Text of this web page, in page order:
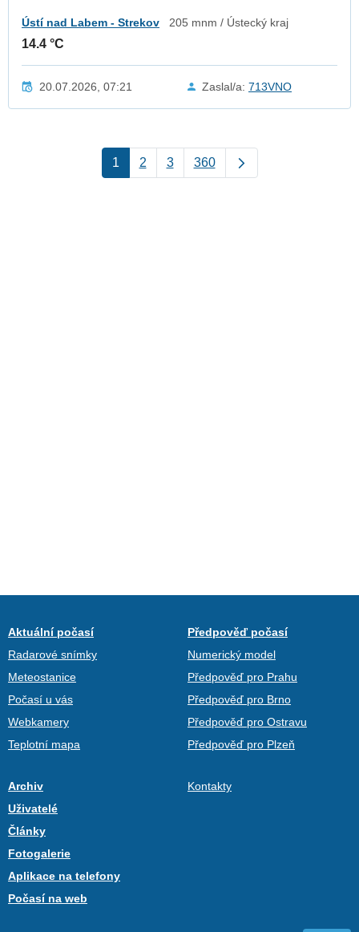
Ústí nad Labem - Strekov 205 mnm / Ústecký kraj
14.4 °C
20.07.2026, 07:21 Zaslal/a: 713VNO
1 2 3 360
Aktuální počasí
Radarové snímky
Meteostanice
Počasí u vás
Webkamery
Teplotní mapa
Předpověď počasí
Numerický model
Předpověď pro Prahu
Předpověď pro Brno
Předpověď pro Ostravu
Předpověď pro Plzeň
Archiv
Uživatelé
Články
Fotogalerie
Aplikace na telefony
Počasí na web
Kontakty